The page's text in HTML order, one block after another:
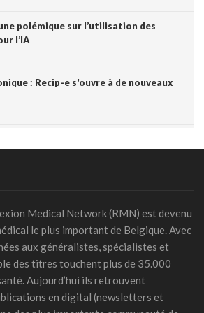
polémique sur l’utilisation des
l’IA
: Recip-e s'ouvre à de nouveaux
interdit les réseaux sociaux aux moins
Europe
d'IA pour renforcer le diagnostic de
Medical Network (RMN) est devenu
le plus important de Belgique. Avec
aux généralistes, spécialistes et
des titres touchent plus de 35.000
Aujourd’hui ils retrouvent
en digital (newsletters et